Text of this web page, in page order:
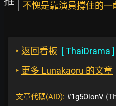
不愧是靠演員撐住的
‣ 返回看板 [ThaiDrama ]
‣ 更多 Lunakaoru 的文章
文章代碼(AID): #1g5OionV